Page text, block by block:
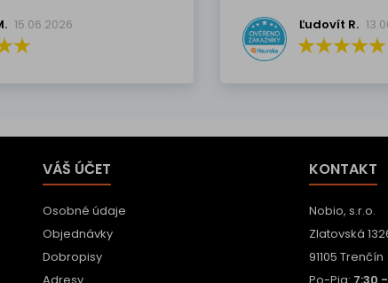
15.06.2026 Ľudovít R.
VÁŠ ÚČET
Osobné údaje
Objednávky
Dobropisy
KONTAKT
Nobio, s.r.o.
Zlatovská
91105 Trenčín